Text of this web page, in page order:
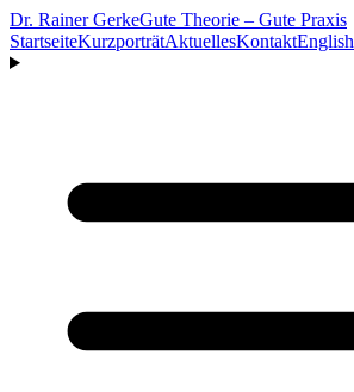
Dr. Rainer GerkeGute Theorie – Gute Praxis
StartseiteKurzporträtAktuellesKontaktEnglish